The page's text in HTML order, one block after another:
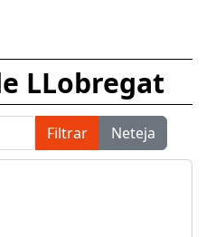
LLobregat
Filtrar Neteja